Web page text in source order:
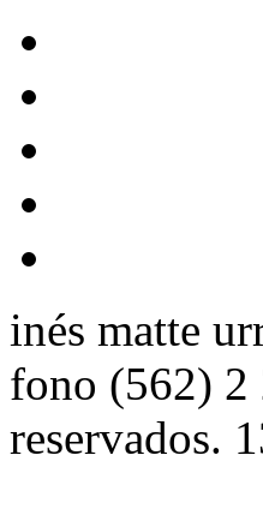
inés matte
fono (562) 2
reservados.